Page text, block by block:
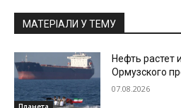
МАТЕРІАЛИ У ТЕМУ
Нефть растет
Ормузского
07.08.2026